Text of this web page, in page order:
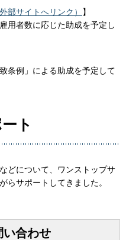
部サイトへリンク）
】
用者数に応じた助成を予定し
条例」による助成を予定して
ト
どについて、ワンストップサ
らサポートしてきました。
い合わせ